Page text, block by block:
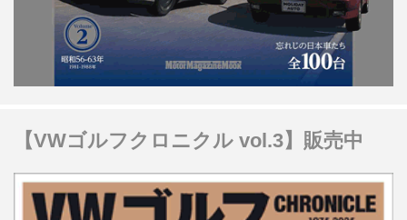
【VWゴルフクロニクル vol.3】販売中